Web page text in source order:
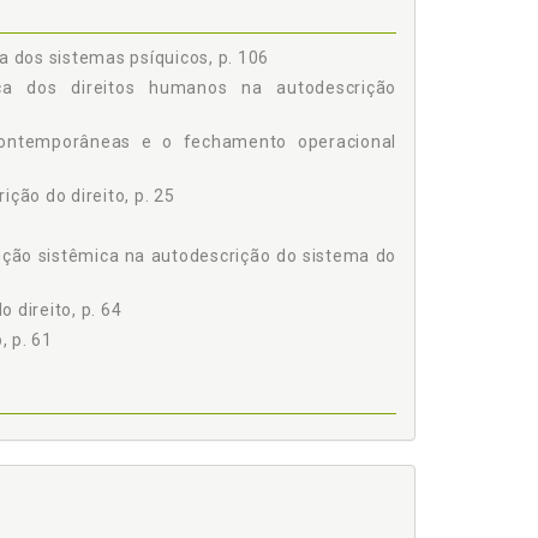
dos sistemas psíquicos, p. 106
dos direitos humanos na autodescrição
e o fechamento operacional
do direito, p. 25
sistêmica na autodescrição do sistema do
direito, p. 64
p. 61
o direito da sociedade e a consciência dos